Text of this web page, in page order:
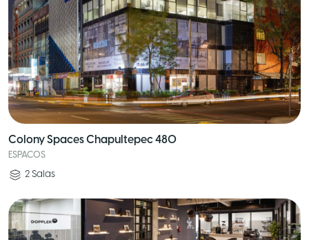
Colony Spaces Chapultepec 480
ESPACOS
2 Salas